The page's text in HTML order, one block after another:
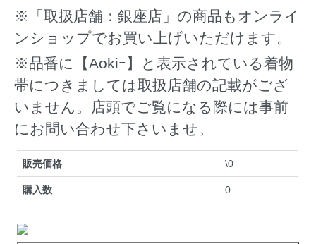
※「取扱店舗：銀座店」の商品もオンライ
ンショップでお買い上げいただけます。
※品番に【Aokiｰ】と表示されている着物
帯につきましては取扱店舗の記載がござ
いません。店頭でご覧になる際には事前
にお問い合わせ下さいませ。
販売価格 \0
購入数 0